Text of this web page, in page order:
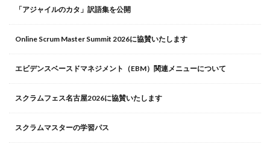
「アジャイルのカタ」訳語集を公開
Online Scrum Master Summit 2026に協賛いたします
エビデンスベースドマネジメント（EBM）関連メニューについて
スクラムフェス名古屋2026に協賛いたします
スクラムマスターの学習パス